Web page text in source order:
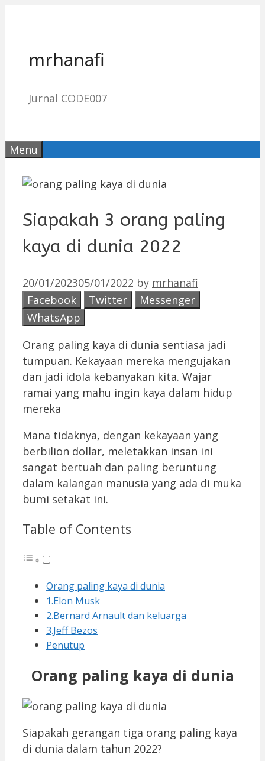
mrhanafi
Jurnal CODE007
Menu
Siapakah 3 orang paling
kaya di dunia 2022
20/01/202305/01/2022 by mrhanafi
Facebook
Twitter
Messenger
WhatsApp
Orang paling kaya di dunia sentiasa jadi
tumpuan. Kekayaan mereka mengujakan
dan jadi idola kebanyakan kita. Wajar
ramai yang mahu ingin kaya dalam hidup
mereka
Mana tidaknya, dengan kekayaan yang
berbilion dollar, meletakkan insan ini
sangat bertuah dan paling beruntung
dalam kalangan manusia yang ada di muka
bumi setakat ini.
Table of Contents
Orang paling kaya di dunia
1.Elon Musk
2.Bernard Arnault dan keluarga
3.Jeff Bezos
Penutup
Orang paling kaya di dunia
Siapakah gerangan tiga orang paling kaya
di dunia dalam tahun 2022?